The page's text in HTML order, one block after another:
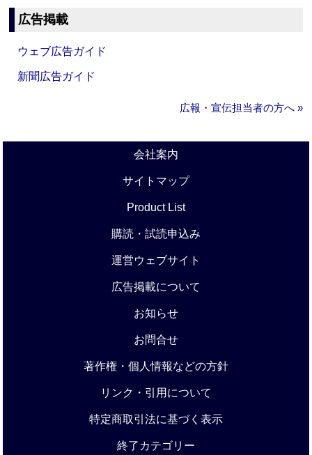
広告掲載
ウェブ広告ガイド
新聞広告ガイド
広報・宣伝担当者の方へ »
会社案内
サイトマップ
Product List
購読・試読申込み
運営ウェブサイト
広告掲載について
お知らせ
お問合せ
著作権・個人情報などの方針
リンク・引用について
特定商取引法に基づく表示
終了カテゴリー